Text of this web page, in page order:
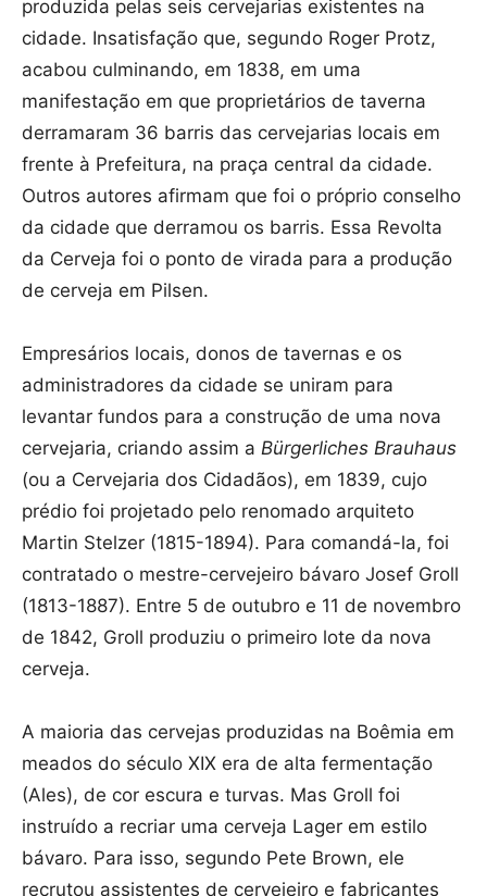
produzida pelas seis cervejarias existentes na
cidade. Insatisfação que, segundo Roger Protz,
acabou culminando, em 1838, em uma
manifestação em que proprietários de taverna
derramaram 36 barris das cervejarias locais em
frente à Prefeitura, na praça central da cidade.
Outros autores afirmam que foi o próprio conselho
da cidade que derramou os barris. Essa Revolta
da Cerveja foi o ponto de virada para a produção
de cerveja em Pilsen.
Empresários locais, donos de tavernas e os
administradores da cidade se uniram para
levantar fundos para a construção de uma nova
cervejaria, criando assim a Bürgerliches Brauhaus
(ou a Cervejaria dos Cidadãos), em 1839, cujo
prédio foi projetado pelo renomado arquiteto
Martin Stelzer (1815-1894). Para comandá-la, foi
contratado o mestre-cervejeiro bávaro Josef Groll
(1813-1887). Entre 5 de outubro e 11 de novembro
de 1842, Groll produziu o primeiro lote da nova
cerveja.
A maioria das cervejas produzidas na Boêmia em
meados do século XIX era de alta fermentação
(Ales), de cor escura e turvas. Mas Groll foi
instruído a recriar uma cerveja Lager em estilo
bávaro. Para isso, segundo Pete Brown, ele
recrutou assistentes de cervejeiro e fabricantes